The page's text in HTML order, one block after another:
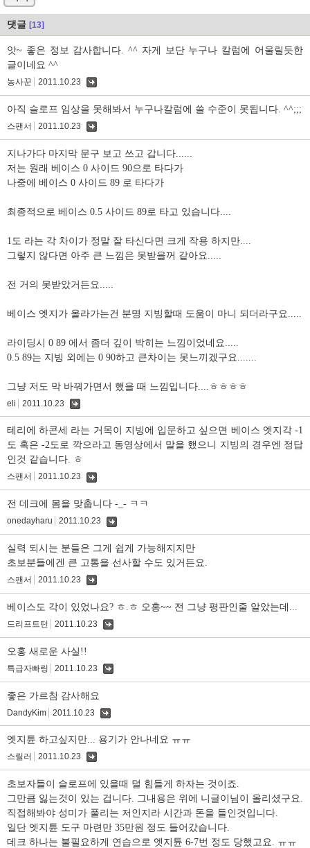
댓글 [13]
앗~ 좋은 정보 감사합니다. ^^ 자게 보단 누구나 칼럼에 어울릴듯한
글이네요 ^^
농사꾼 2011.10.23
아직 슬로프 임상을 못해봐서 누구나칼럼에 쓸 수준이 못됩니다. ^^;;;
스팬서 2011.10.23
지나가다 마지막 문구 보고 쓰고 갑니다......
저는 원래 베이스 0 사이드 90으로 타다가
나중에 베이스 0 사이드 89 로 타다가
최종적으로 베이스 0.5 사이드 89로 타고 있습니다....
1도 라는 각 차이가 정말 잘 타신다면 크게 작용 하지만....
그렇지 않다면 아주 큰 느낌은 못받을꺼 같아요.....
전 거의 못받았거든요.....
베이스 엣지가 올라가는건 분명 지빙할때 도움이 마니 되더라구요.....
라이딩시 0 89 에서 좀더 깊이 박히는 느낌이었네요.....
0.5 89는 지빙 외에는 0 90하고 큰차이는 못느끼겠구요.......
그냥 저도 막 바꿔가면서 했을 때 느낌입니다....ㅎㅎㅎㅎ
eli 2011.10.23
글
테리에 하콘세 라는 거목이 지빙에 입문하고 싶으면 베이스 엣지각 -1
도 혹은 -2도로 깍으라고 동영상에서 말을 했으니 지빙의 경우엔 정답
인것 같습니다. ㅎ
스팬서 2011.10.23
전 데크에 몸을 맞춥니다 -_- ㅋㅋ
onedayharu 2011.10.23
실력 되시는 분들은 그게 쉽게 가능해지지만
초보분들에겐 큰 고통을 선사할 수도 있거든요.
스팬서 2011.10.23
베이스도 각이 있었나요? ㅎ.ㅎ 오홍~~ 전 그냥 평판인줄 알았는데...
드리프트턴 2011.10.23
오홍 새로운 사실!!
특급자빠링 2011.10.23
좋은 가르침 감사해요
DandyKim 2011.10.23
글
엣지튠 하고싶지만... 용기가 안나네요 ㅠㅠ
스릴러 2011.10.23
초보자들이 슬로프에 있을때 덜 힘들게 하자는 것이죠.
그만큼 잃는것이 있는 겁니다. 그내용은 위에 니글이님이 올리셨구요.
직접해봐야 성미가 풀리는 저인지라 시간과 돈을 들인것입니다.
일단 엣지튠 도구 마련만 35만원 정도 들어갔습니다.
데크 하나는 불필요하게 연습으로 엣지튠 6-7번 정도 당했고요. ㅠㅠ